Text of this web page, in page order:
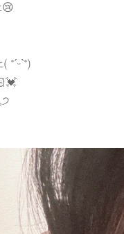
😢
*ˊᵕˋ*)